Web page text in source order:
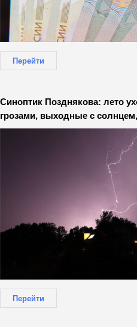
Перейти
Синоптик Позднякова: лето
грозами, выходные с
Перейти